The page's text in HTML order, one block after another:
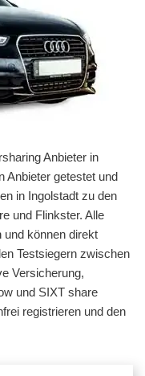
Anbieter in
Anbieter getestet und
in Ingolstadt zu den
und Flinkster. Alle
und können direkt
Testsiegern zwischen
Versicherung,
und SIXT share
registrieren und den